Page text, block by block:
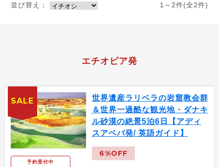
並び替え： 1～2件(全2件)
エチオピア発
予約受付中
世界遺産ラリベラの岩窟教会群
＆世界一過酷な観光地・ダナキ
ル砂漠の絶景5泊6日【アディ
スアベバ発/ 英語ガイド】
6%OFF
SALE